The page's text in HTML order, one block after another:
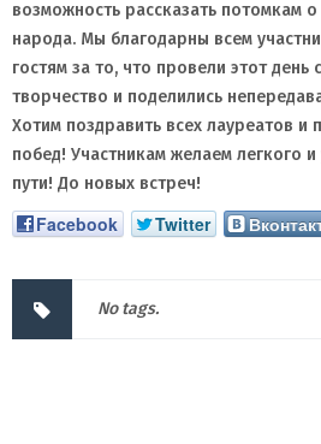
возможность рассказать потомкам о
народа. Мы благодарны всем
гостям за то, что провели этот день
творчество и поделились
Хотим поздравить всех лауреатов и
побед! Участникам желаем легкого
пути! До новых встреч!
Facebook Twitter
No tags.